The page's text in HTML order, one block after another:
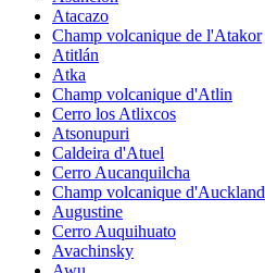
Atacazo
Champ volcanique de l'Atakor
Atitlán
Atka
Champ volcanique d'Atlin
Cerro los Atlixcos
Atsonupuri
Caldeira d'Atuel
Cerro Aucanquilcha
Champ volcanique d'Auckland
Augustine
Cerro Auquihuato
Avachinsky